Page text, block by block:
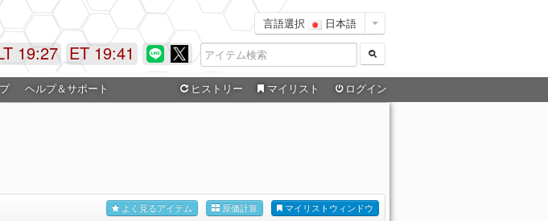
言語選択 日本語
ET 19:41
19:27
ヘルプ＆サポート ヒストリー マイリスト ログイン
マイリストウィンドウ
原価計算
よく見るアイテム